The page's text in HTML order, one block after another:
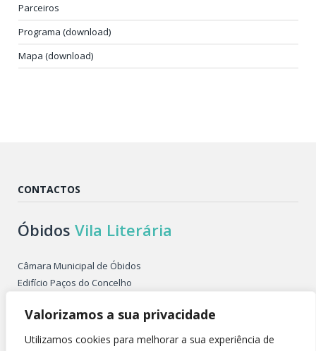
Valorizamos a sua privacidade
Utilizamos cookies para melhorar a sua experiência de
Parceiros
Programa (download)
Mapa (download)
CONTACTOS
Óbidos Vila Literária
Câmara Municipal de Óbidos
Edifício Paços do Concelho
2510-086 ÓBIDOS PORTUGAL
Tel. +351 262 955 500